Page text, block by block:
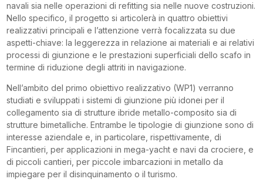
navali sia nelle operazioni di refitting sia nelle nuove costruzioni.
Nello specifico, il progetto si articolerà in quattro obiettivi
realizzativi principali e l’attenzione verrà focalizzata su due
aspetti-chiave: la leggerezza in relazione ai materiali e ai relativi
processi di giunzione e le prestazioni superficiali dello scafo in
termine di riduzione degli attriti in navigazione.
Nell’ambito del primo obiettivo realizzativo (WP1) verranno
studiati e sviluppati i sistemi di giunzione più idonei per il
collegamento sia di strutture ibride metallo-composito sia di
strutture bimetalliche. Entrambe le tipologie di giunzione sono di
interesse aziendale e, in particolare, rispettivamente, di
Fincantieri, per applicazioni in mega-yacht e navi da crociere, e
di piccoli cantieri, per piccole imbarcazioni in metallo da
impiegare per il disinquinamento o il turismo.